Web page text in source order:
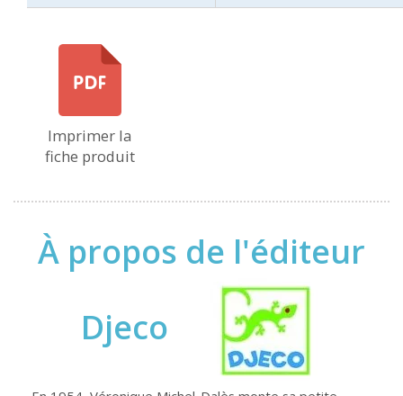
Imprimer la
fiche produit
À propos de l'éditeur
Djeco